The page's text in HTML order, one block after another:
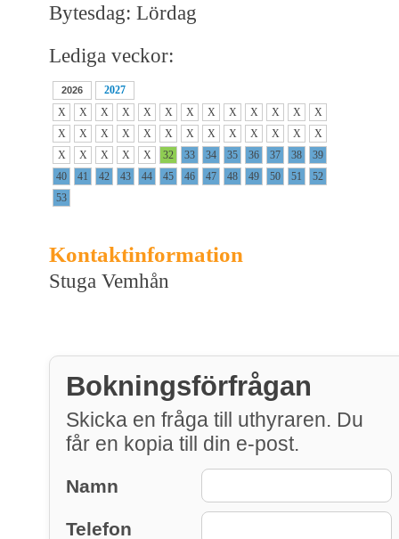
Bytesdag: Lördag
Lediga veckor:
2026
2027
X
X X X X X X X X X X X
X
X
X X X X X X X X X X X
X
X
X X X X 32 33 34 35 36 37 38
39
40
41 42 43 44 45 46 47 48 49 50 51
52
53
Kontaktinformation
Stuga Vemhån
Bokningsförfrågan
Skicka en fråga till uthyraren. Du
får en kopia till din e-post.
Namn
Telefon